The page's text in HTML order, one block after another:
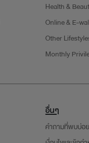
Health &
Online & E-
Other
Monthly
อื่นๆ
คำถามที่พบบ่อย